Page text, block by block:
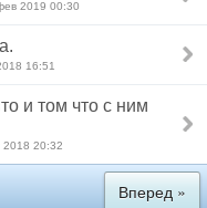
2019 00:30
16:51
и том что с ним
2018 20:32
Вперед »